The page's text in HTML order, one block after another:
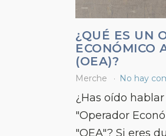
¿QUÉ ES UN
ECONÓMICO
(OEA)?
Merche No hay
¿Has oído
"Operador
"OEA"? Si eres